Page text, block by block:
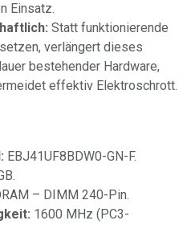
Einsatz.
Statt funktionierende
verlängert dieses
bestehender Hardware,
effektiv Elektroschrott.
EBJ41UF8BDW0-GN-F.
– DIMM 240-Pin.
1600 MHz (PC3-